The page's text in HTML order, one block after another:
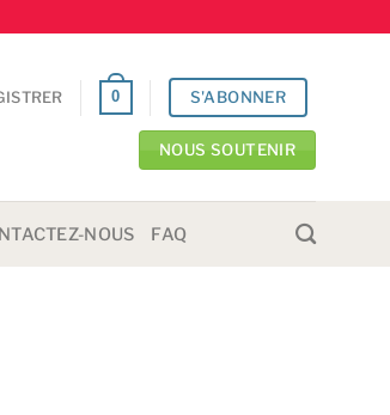
0 S'ABONNER
NOUS SOUTENIR
NOUS FAQ